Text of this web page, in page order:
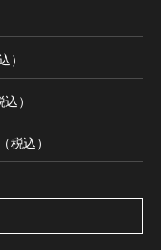
）
）
税込）